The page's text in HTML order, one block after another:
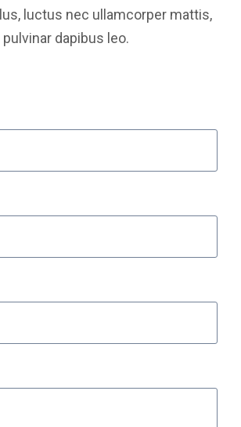
luctus nec ullamcorper mattis,
pulvinar dapibus leo.